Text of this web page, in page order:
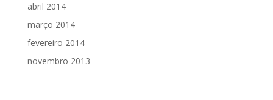
abril 2014
março 2014
fevereiro 2014
novembro 2013